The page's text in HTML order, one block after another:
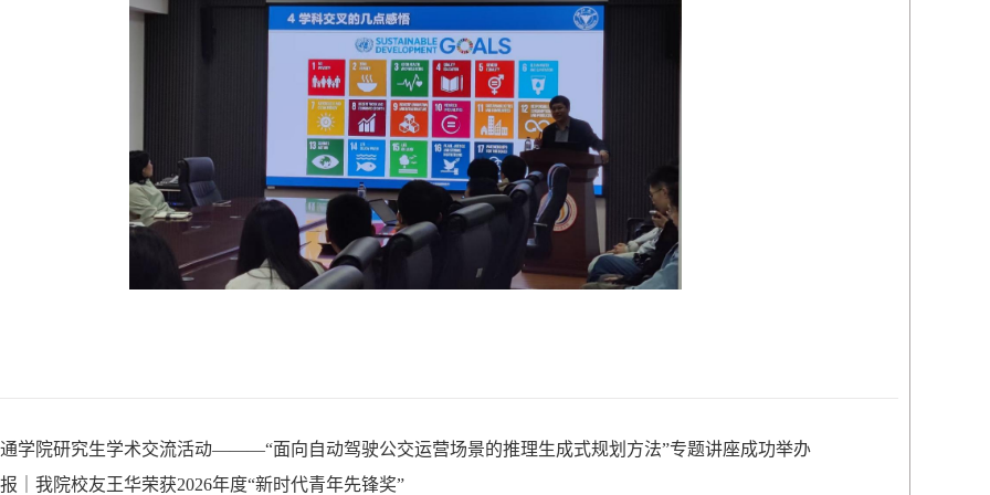
通学院研究生学术交流活动———“面向自动驾驶公交运营场景的推理生成式规划方法”专题讲座成功举办
｜我院校友王华荣获2026年度“新时代青年先锋奖”